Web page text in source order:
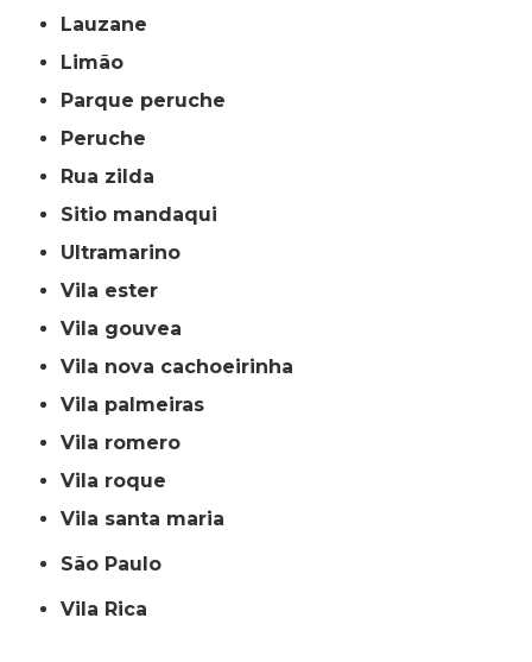
lauzane
limão
parque peruche
peruche
rua zilda
sitio mandaqui
ultramarino
vila ester
vila gouvea
vila nova cachoeirinha
vila palmeiras
vila romero
vila roque
vila santa maria
São Paulo
Vila Rica